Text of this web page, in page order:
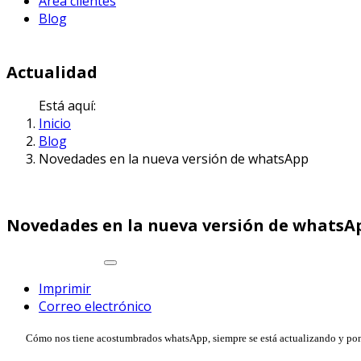
Blog
Actualidad
Está aquí:
Inicio
Blog
Novedades en la nueva versión de whatsApp
Novedades en la nueva versión de
Imprimir
Correo electrónico
Cómo nos tiene acostumbrados whatsApp, siempre se está actualizando y